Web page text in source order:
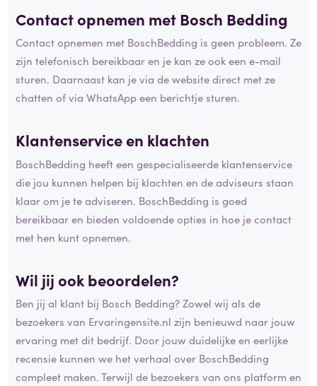
Contact opnemen met Bosch Bedding
Contact opnemen met BoschBedding is geen probleem. Ze
zijn telefonisch bereikbaar en je kan ze ook een e-mail
sturen. Daarnaast kan je via de website direct met ze
chatten of via WhatsApp een berichtje sturen.
Klantenservice en klachten
BoschBedding heeft een gespecialiseerde klantenservice
die jou kunnen helpen bij klachten en de adviseurs staan
klaar om je te adviseren. BoschBedding is goed
bereikbaar en bieden voldoende opties in hoe je contact
met hen kunt opnemen.
Wil jij ook beoordelen?
Ben jij al klant bij Bosch Bedding? Zowel wij als de
bezoekers van Ervaringensite.nl zijn benieuwd naar jouw
ervaring met dit bedrijf. Door jouw duidelijke en eerlijke
recensie kunnen we het verhaal over BoschBedding
compleet maken. Terwijl de bezoekers van ons platform en